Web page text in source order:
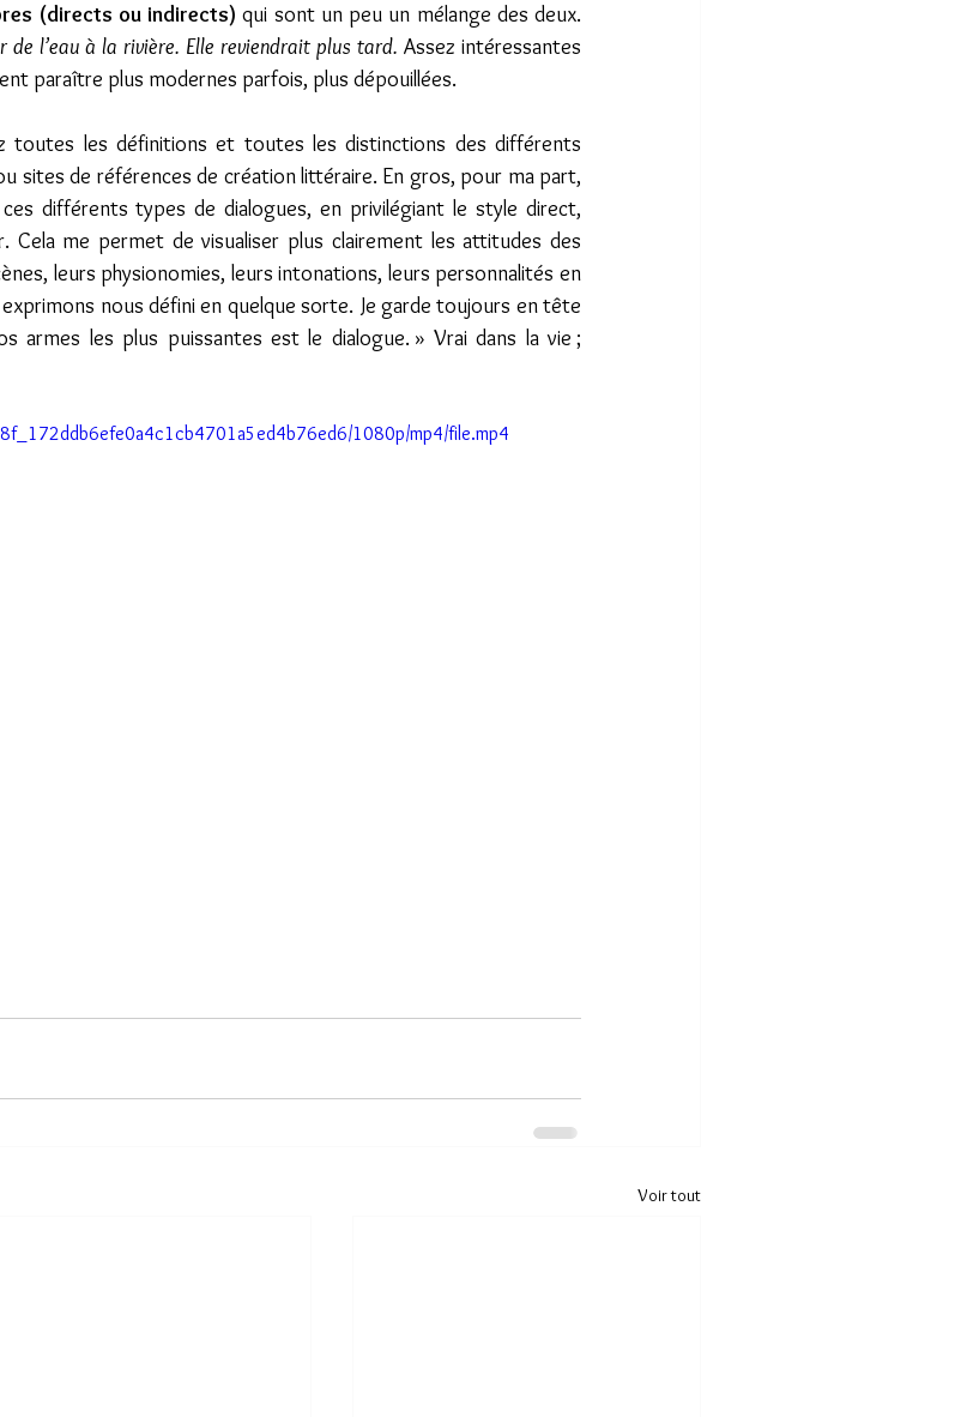
(directs ou indirects) qui sont un peu un mélange des deux.
de l’eau à la rivière. Elle reviendrait plus tard. Assez intéressantes
paraître plus modernes parfois, plus dépouillées.
sites de références de création littéraire. En gros, pour ma part,
ces différents types de dialogues, en privilégiant le style direct,
me permet de visualiser plus clairement les attitudes des
leurs physionomies, leurs intonations, leurs personnalités en
nous défini en quelque sorte. Je garde toujours en tête
armes les plus puissantes est le dialogue. » Vrai dans la vie ;
1080p/mp4/file.mp4
Voir tout